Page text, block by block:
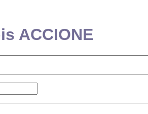
ACCIONE